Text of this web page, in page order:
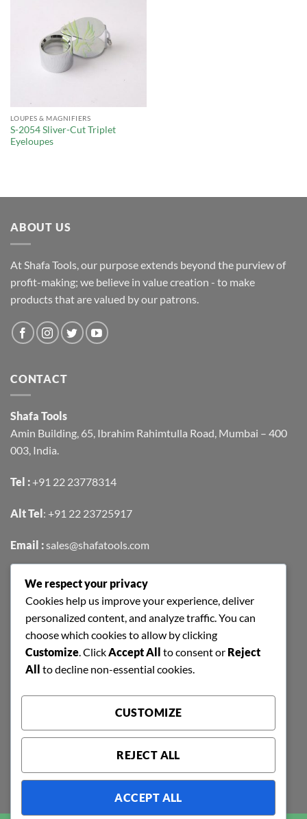
LOUPES & MAGNIFIERS
S-2054 Sliver-Cut Triplet
Eyeloupes
ABOUT US
At Shafa Tools, our purpose extends beyond the purview of
profit-making; we believe in value creation - to make
products that are valued by our patrons.
CONTACT
Shafa Tools
Amin Building, 65, Ibrahim Rahimtulla Road, Mumbai – 400
003, India.
Tel :+91 22 23778314
Alt Tel: +91 22 23725917
Email :sales@shafatools.com
FIND US EASILY ON GOOGLE MAPS
We respect your privacy
Cookies help us improve your experience, deliver
personalized content, and analyze traffic. You can
choose which cookies to allow by clicking
Customize. ClickAccept All to consent or Reject
All to decline non-essential cookies.
CUSTOMIZE
REJECT ALL
ACCEPT ALL